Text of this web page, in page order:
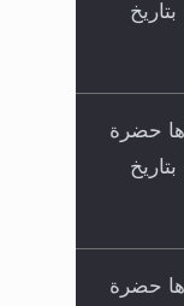
حضرة
حضرة